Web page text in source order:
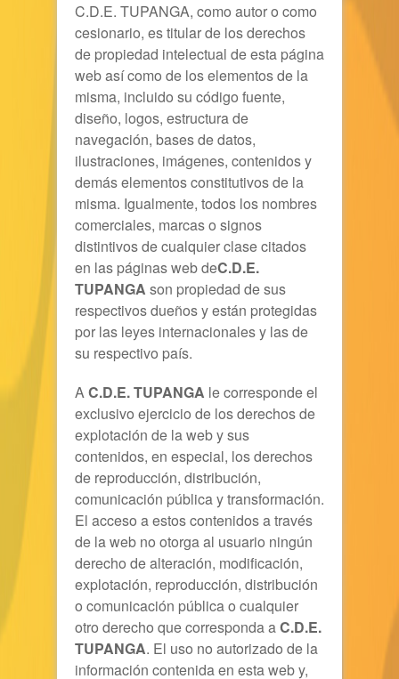
C.D.E. TUPANGA, como autor o como
cesionario, es titular de los derechos
de propiedad intelectual de esta página
web así como de los elementos de la
misma, incluido su código fuente,
diseño, logos, estructura de
navegación, bases de datos,
ilustraciones, imágenes, contenidos y
demás elementos constitutivos de la
misma. Igualmente, todos los nombres
comerciales, marcas o signos
distintivos de cualquier clase citados
en las páginas web deC.D.E.
TUPANGA son propiedad de sus
respectivos dueños y están protegidas
por las leyes internacionales y las de
su respectivo país.
AC.D.E. TUPANGA le corresponde el
exclusivo ejercicio de los derechos de
explotación de la web y sus
contenidos, en especial, los derechos
de reproducción, distribución,
comunicación pública y transformación.
El acceso a estos contenidos a través
de la web no otorga al usuario ningún
derecho de alteración, modificación,
explotación, reproducción, distribución
o comunicación pública o cualquier
otro derecho que corresponda aC.D.E.
TUPANGA. El uso no autorizado de la
información contenida en esta web y,